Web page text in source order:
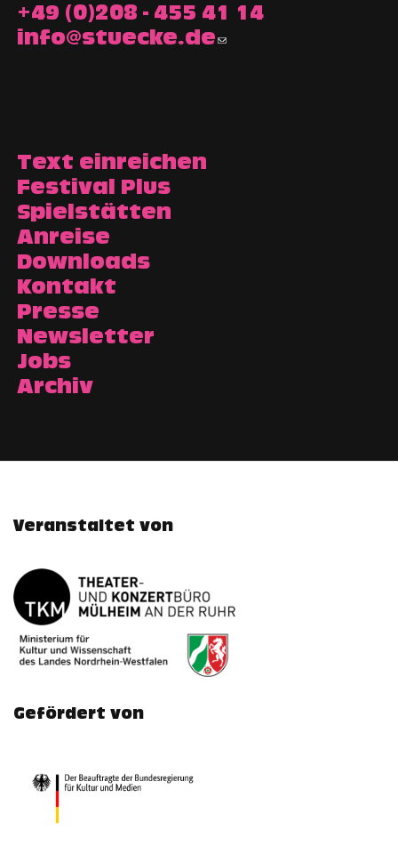
+49 (0)208 - 455 41 14
info@stuecke.de
Text einreichen
Festival Plus
Spielstätten
Anreise
Downloads
Kontakt
Presse
Newsletter
Jobs
Archiv
Veranstaltet von
Gefördert von